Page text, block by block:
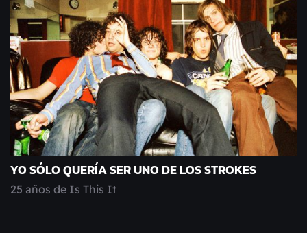
YO SÓLO QUERÍA SER UNO DE LOS STROKES
25 años de Is This It